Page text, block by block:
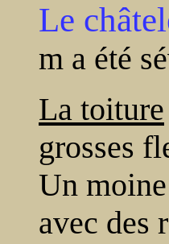
Le
m a été
La toiture
grosses
Un
avec des